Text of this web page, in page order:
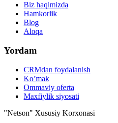
Biz haqimizda
Hamkorlik
Blog
Aloqa
Yordam
CRMdan foydalanish
Ko’mak
Ommaviy oferta
Maxfiylik siyosati
"Netson" Xususiy Korxonasi